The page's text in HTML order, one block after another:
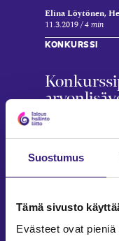
Suostumus
Tämä sivusto
Evästeet ovat
Elina Löytönen,
11.3.2019 4 min
KONKURSSI
Leena Rekola-
KONKURSSI